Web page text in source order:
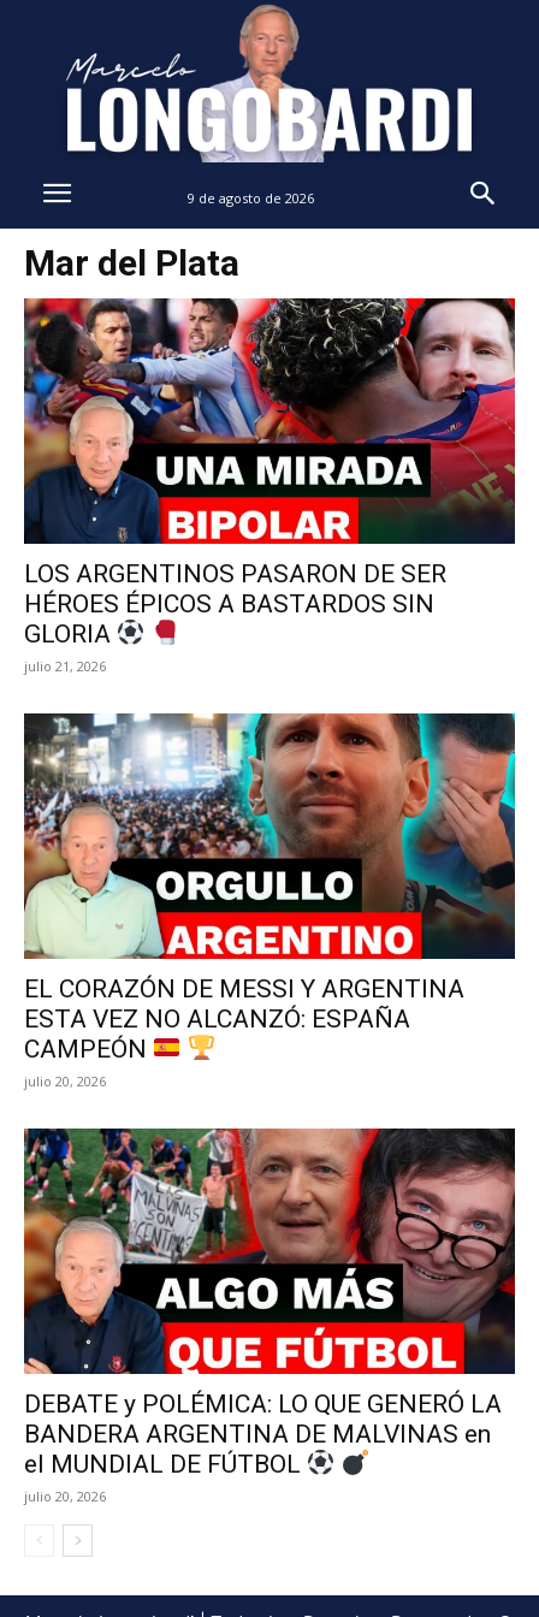
9 de agosto de 2026
Mar del Plata
LOS ARGENTINOS PASARON DE SER
HÉROES ÉPICOS A BASTARDOS SIN
GLORIA
julio 21, 2026
EL CORAZÓN DE MESSI Y ARGENTINA
ESTA VEZ NO ALCANZÓ: ESPAÑA
CAMPEÓN
julio 20, 2026
DEBATE y POLÉMICA: LO QUE GENERÓ LA
BANDERA ARGENTINA DE MALVINAS en
el MUNDIAL DE FÚTBOL
julio 20, 2026